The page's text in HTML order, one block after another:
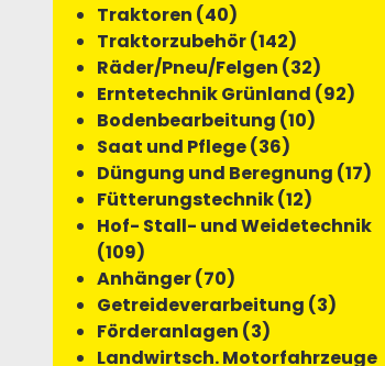
Traktoren (40)
Traktorzubehör (142)
Räder/Pneu/Felgen (32)
Erntetechnik Grünland (92)
Bodenbearbeitung (10)
Saat und Pflege (36)
Düngung und Beregnung (17)
Fütterungstechnik (12)
Hof- Stall- und Weidetechnik
(109)
Anhänger (70)
Getreideverarbeitung (3)
Förderanlagen (3)
Landwirtsch. Motorfahrzeuge